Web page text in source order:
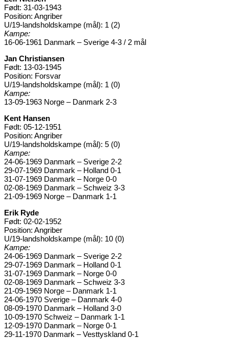
Født: 31-03-1943
Position: Angriber
U/19-landsholdskampe (mål): 1 (2)
Kampe:
16-06-1961 Danmark – Sverige 4-3 / 2 mål
Jan Christiansen
Født: 13-03-1945
Position: Forsvar
U/19-landsholdskampe (mål): 1 (0)
Kampe:
13-09-1963 Norge – Danmark 2-3
Kent Hansen
Født: 05-12-1951
Position: Angriber
U/19-landsholdskampe (mål): 5 (0)
Kampe:
24-06-1969 Danmark – Sverige 2-2
29-07-1969 Danmark – Holland 0-1
31-07-1969 Danmark – Norge 0-0
02-08-1969 Danmark – Schweiz 3-3
21-09-1969 Norge – Danmark 1-1
Erik Ryde
Født: 02-02-1952
Position: Angriber
U/19-landsholdskampe (mål): 10 (0)
Kampe:
24-06-1969 Danmark – Sverige 2-2
29-07-1969 Danmark – Holland 0-1
31-07-1969 Danmark – Norge 0-0
02-08-1969 Danmark – Schweiz 3-3
21-09-1969 Norge – Danmark 1-1
24-06-1970 Sverige – Danmark 4-0
08-09-1970 Danmark – Holland 3-0
10-09-1970 Schweiz – Danmark 1-1
12-09-1970 Danmark – Norge 0-1
29-11-1970 Danmark – Vesttyskland 0-1